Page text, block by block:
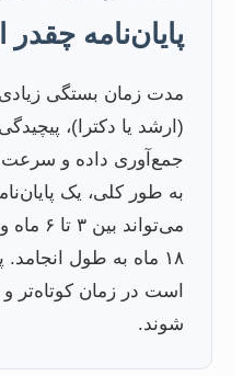
پایان‌نامه
مدت زمان بستگی
(ارشد یا دکترا)،
جمع‌آوری داده و سرعت
به طور کلی، یک
۱۸ ماه به طول
است در زمان کوتاه‌تر و
شوند.